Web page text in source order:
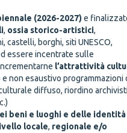
(2026-2027) e
, ossia storico-artistici,
borghi, siti UNESCO,
essere incentrate sulle
l’attrattività
non esaustivo programmazioni
diffuso, riordino
beni e luoghi e delle identità
locale, regionale e/o